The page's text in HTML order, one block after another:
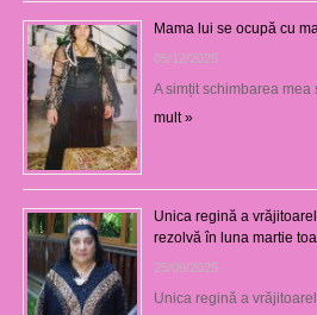
Mama lui se ocupă cu
05/12/2025
A simțit schimbarea mea
mult »
Unica regină a
rezolvă în luna martie
25/09/2025
Unica regină a